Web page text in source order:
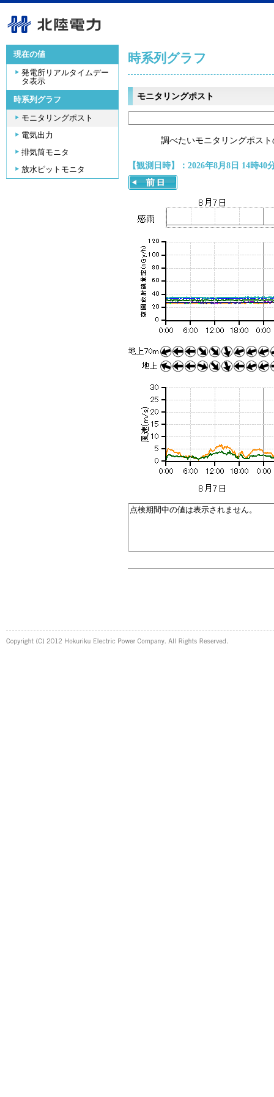
現在の値
発電所リアルタイムデー
タ表示
時系列グラフ
モニタリングポスト
電気出力
排気筒モニタ
放水ピットモニタ
時系列グラフ
モニタリングポスト
調べたいモニタリングポス
【観測日時】：2026年8月8日 14時40